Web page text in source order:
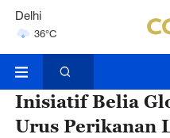
Delhi
36°C
Hyderabad
Inisiatif Belia
Urus Perikanan